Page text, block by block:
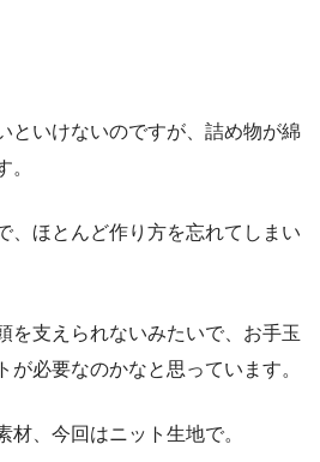
といけないのですが、詰め物が綿
。
、ほとんど作り方を忘れてしまい
を支えられないみたいで、お手玉
が必要なのかなと思っています。
材、今回はニット生地で。